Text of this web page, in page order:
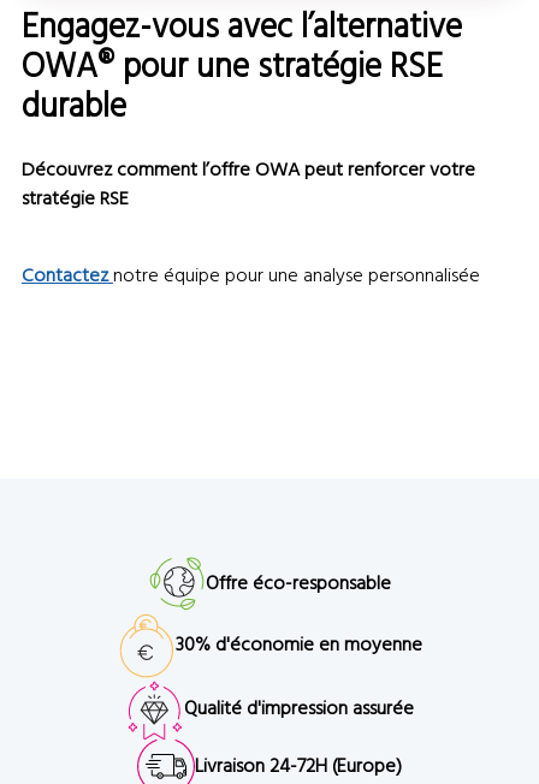
Engagez-vous avec l’alternative
OWA® pour une stratégie RSE
durable
Découvrez comment l’offre OWA peut renforcer votre
stratégie RSE
Contacteznotre équipe pour une analyse personnalisée
Offre éco-responsable
30% d'économie en moyenne
Qualité d'impression assurée
Livraison 24-72H (Europe)